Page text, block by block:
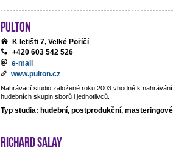
Pulton
K letišti 7, Velké Poříčí
+420 603 542 526
e-mail
www.pulton.cz
Nahrávací studio založené roku 2003 vhodné k nahrávání
hudebních skupin,sborů i jednotlivců.
Typ studia: hudební, postprodukční, masteringové
RICHARD SALAY